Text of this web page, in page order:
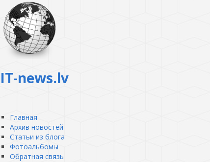
IT-news.lv
Главная
Архив новостей
Статьи из блога
Фотоальбомы
Обратная связь